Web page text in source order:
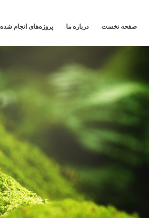
صفحه نخست درباره ما پروژه‌های انجام شده